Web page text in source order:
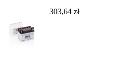
303,64 zł